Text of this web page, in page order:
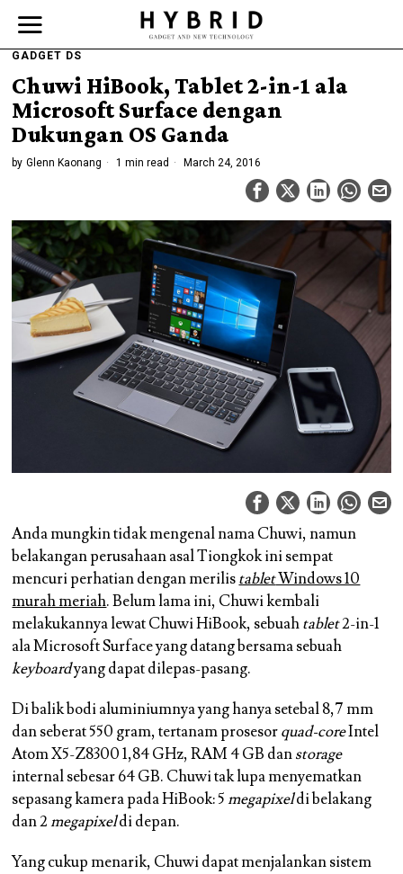
GADGET DS
Chuwi HiBook, Tablet 2-in-1 ala
Microsoft Surface dengan
Dukungan OS Ganda
by Glenn Kaonang 1 min read March 24, 2016
Anda mungkin tidak mengenal nama Chuwi, namun
belakangan perusahaan asal Tiongkok ini sempat
mencuri perhatian dengan merilistabletWindows 10
murah meriah. Belum lama ini, Chuwi kembali
melakukannya lewat Chuwi HiBook, sebuahtablet2-in-1
ala Microsoft Surface yang datang bersama sebuah
keyboardyang dapat dilepas-pasang.
Di balik bodi aluminiumnya yang hanya setebal 8,7 mm
dan seberat 550 gram, tertanam prosesorquad-coreIntel
Atom X5-Z8300 1,84 GHz, RAM 4 GB danstorage
internal sebesar 64 GB. Chuwi tak lupa menyematkan
sepasang kamera pada HiBook: 5megapixeldi belakang
dan 2megapixeldi depan.
Yang cukup menarik, Chuwi dapat menjalankan sistem